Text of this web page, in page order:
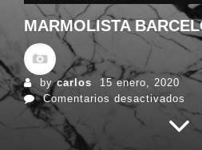
MARMOLISTA
bycarlos
15 enero, 2020
Comentarios desactivados